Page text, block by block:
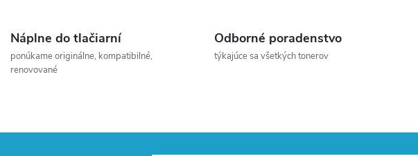
Náplne do tlačiarní
ponúkame originálne, kompatibilné,
renovované
Odborné poradenstvo
týkajúce sa všetkých tonerov